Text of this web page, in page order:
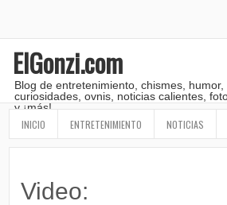
ElGonzi.com
Blog de entretenimiento, chismes, humor,
curiosidades, ovnis, noticias calientes,
y ¡más!
INICIO ENTRETENIMIENTO NOTICIAS
Video: